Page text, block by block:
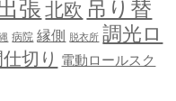
張 北欧 吊り替
病院 縁側 脱衣所 調光ロ
仕切り 電動ロールスク